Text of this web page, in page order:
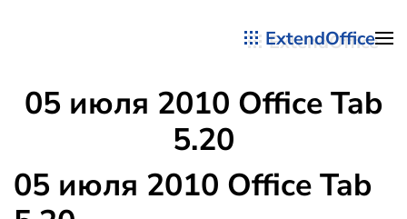
ExtendOffice
05 июля 2010 Office Tab
5.20
05 июля 2010 Office Tab